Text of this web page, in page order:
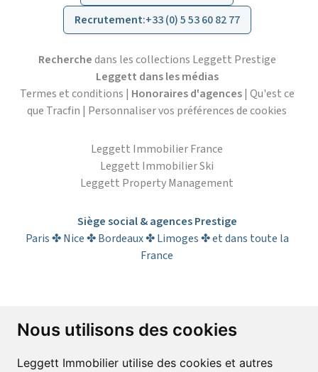
Nous utilisons des cookies
Leggett Immobilier utilise des cookies et autres
Recrutement:+33 (0) 5 53 60 82 77
Recherchedans les collections Leggett Prestige
Leggett dans les médias
Termes et conditions | Honoraires d'agences| Qu'est ce
que Tracfin | Personnaliser vos préférences de cookies
Leggett Immobilier France
Leggett Immobilier Ski
Leggett Property Management
Siège social & agences Prestige
Paris ✤ Nice ✤ Bordeaux ✤ Limoges ✤ et dans toute la
France